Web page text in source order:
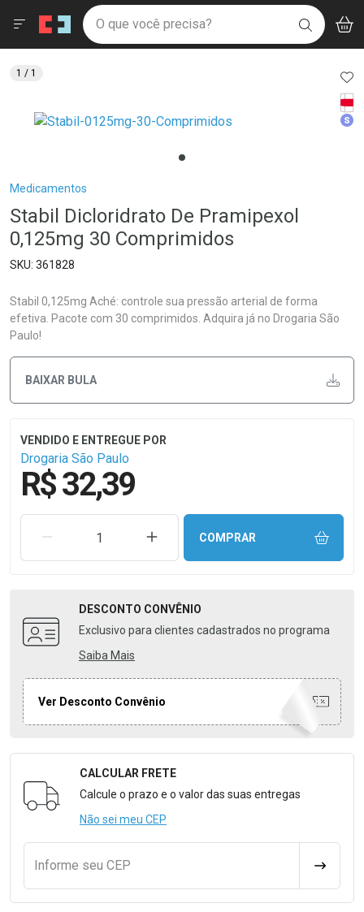
Drogaria São Paulo
Ir direto para a home
pela página
Ir direto para o conteúdo
Ir direto para a busca
Ir direto para a conta
Ir direto para a notificações
Ir direto para o carrinho
Faça a sua busca
O que você precisa? BUSCAR
Menu
Breadcrumb
Medicamentos
Stabil Dicloridrato De Pramipexol
0,125mg 30 Comprimidos
361828
Stabil 0,125mg Aché: controle sua pressão arterial de forma
efetiva. Pacote com 30 comprimidos. Adquira já no Drogaria São
Paulo!
BAIXAR BULA
Drogaria São Paulo
R$ 32,39
REMOVER UMA UNIDADEAUMENTAR UMA UNIDADE
COMPRAR
DESCONTO CONVÊNIO
Exclusivo para clientes cadastrados no programa
Saiba Mais
Ver Desconto Convênio
Formulário para Calcular o Frete
CALCULAR FRETE
Calcule o prazo e o valor das suas entregas
Não sei meu CEP
Informe seu CEP
1 / 1